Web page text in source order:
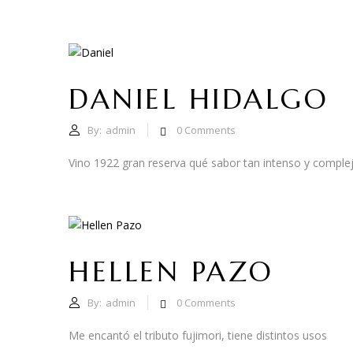
DANIEL HIDALGO
By: admin 0 Comments
Vino 1922 gran reserva qué sabor tan intenso y
HELLEN PAZO
By: admin 0 Comments
Me encantó el tributo fujimori, tiene distintos usos